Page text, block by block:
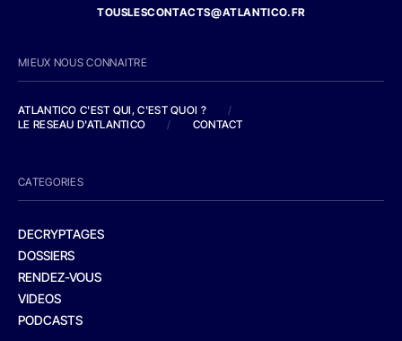
TOUSLESCONTACTS@ATLANTICO.FR
MIEUX NOUS CONNAITRE
ATLANTICO C'EST QUI, C'EST QUOI ?
/
LE RESEAU D'ATLANTICO
/ CONTACT
CATEGORIES
DECRYPTAGES
DOSSIERS
RENDEZ-VOUS
VIDEOS
PODCASTS